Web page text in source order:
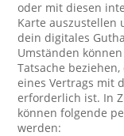
oder mit diesen
Karte auszustellen
dein digitales
Umständen
Tatsache
eines Vertrags mit
erforderlich ist. In
können folgende
werden: